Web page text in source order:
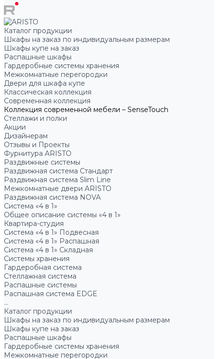
Каталог продукции
Шкафы на заказ по индивидуальным размерам
Шкафы купе на заказ
Распашные шкафы
Гардеробные системы хранения
Межкомнатные перегородки
Двери для шкафа купе
Классическая коллекция
Современная коллекция
Коллекция современной мебели – SenseTouch
Стеллажи и полки
Акции
Дизайнерам
Отзывы и Проекты
Фурнитура ARISTO
Раздвижные системы
Раздвижная система Стандарт
Раздвижная система Slim Line
Межкомнатные двери ARISTO
Раздвижная система NOVA
Система «4 в 1»
Общее описание системы «4 в 1»
Квартира-студия
Система «4 в 1» Подвесная
Система «4 в 1» Распашная
Система «4 в 1» Складная
Системы хранения
Гардеробная система
Стеллажная система
Распашные системы
Распашная система EDGE
...
Каталог продукции
Шкафы на заказ по индивидуальным размерам
Шкафы купе на заказ
Распашные шкафы
Гардеробные системы хранения
Межкомнатные перегородки